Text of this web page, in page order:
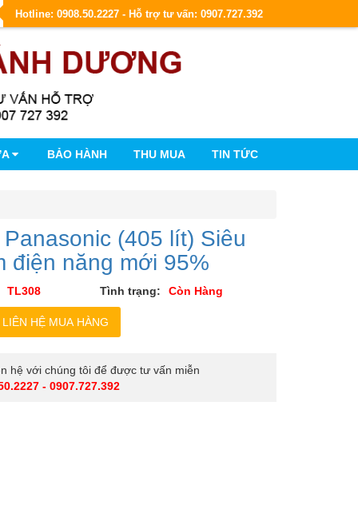
Hotline: 0908.50.2227 - Hỗ trợ tư vấn: 0907.727.392
BẢO HÀNH THU MUA TIN TỨC
(405 lít) Siêu
điện năng mới 95%
TL308 Tình trạng: Còn Hàng
hệ với chúng tôi để được tư vấn miễn
- 0907.727.392